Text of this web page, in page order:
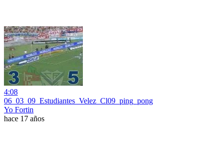
4:08
06_03_09_Estudiantes_Velez_Cl09_ping_pong
Yo Fortin
hace 17 años